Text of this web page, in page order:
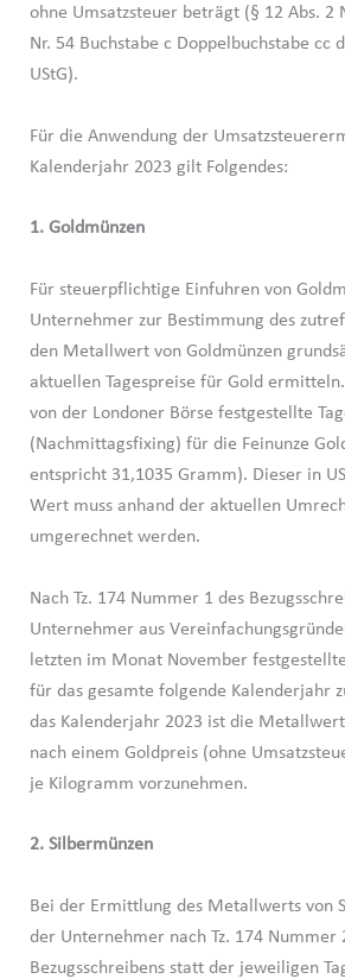
ohne Umsatzsteuer beträgt (§ 12 Abs. 2
Nr. 54 Buchstabe c Doppelbuchstabe cc
UStG).
Für die Anwendung der
Kalenderjahr 2023 gilt Folgendes:
1. Goldmünzen
Für steuerpflichtige Einfuhren von
Unternehmer zur Bestimmung des
den Metallwert von Goldmünzen
aktuellen Tagespreise für Gold
von der Londoner Börse festgestellte
(Nachmittagsfixing) für die Feinunze
entspricht 31,1035 Gramm). Dieser in
Wert muss anhand der aktuellen
umgerechnet werden.
Nach Tz. 174 Nummer 1 des
Unternehmer aus
letzten im Monat November
für das gesamte folgende Kalenderjahr
das Kalenderjahr 2023 ist die
nach einem Goldpreis (ohne
je Kilogramm vorzunehmen.
2. Silbermünzen
Bei der Ermittlung des Metallwerts von
der Unternehmer nach Tz. 174 Nummer
Bezugsschreibens statt der jeweiligen